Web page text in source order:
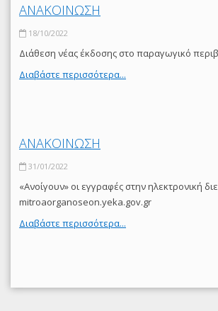
ΑΝΑΚΟΙΝΩΣΗ
18/10/2022
Διάθεση νέας έκδοσης στο παραγωγικό
Διαβάστε περισσότερα...
ΑΝΑΚΟΙΝΩΣΗ
31/01/2022
«Ανοίγουν» οι εγγραφές στην ηλεκτρονική
mitroaorganoseon.yeka.gov.gr
Διαβάστε περισσότερα...